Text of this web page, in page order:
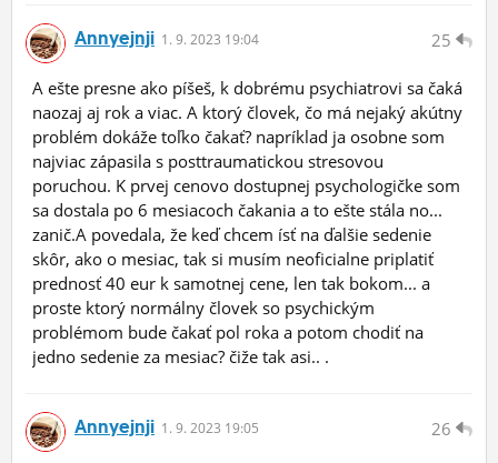
25
Annyejnji 1. 9. 2023 19:04
A ešte presne ako píšeš, k dobrému psychiatrovi sa čaká
naozaj aj rok a viac. A ktorý človek, čo má nejaký akútny
problém dokáže toľko čakať? napríklad ja osobne som
najviac zápasila s posttraumatickou stresovou
poruchou. K prvej cenovo dostupnej psychologičke som
sa dostala po 6 mesiacoch čakania a to ešte stála no...
zanič.A povedala, že keď chcem ísť na ďalšie sedenie
skôr, ako o mesiac, tak si musím neoficialne priplatiť
prednosť 40 eur k samotnej cene, len tak bokom... a
proste ktorý normálny človek so psychickým
problémom bude čakať pol roka a potom chodiť na
jedno sedenie za mesiac? čiže tak asi.. .
26
Annyejnji 1. 9. 2023 19:05